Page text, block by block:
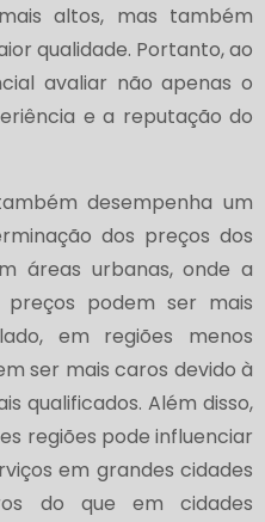
altos, mas também
qualidade. Portanto, ao
avaliar não apenas o
e a reputação do
desempenha um
dos preços dos
áreas urbanas, onde a
podem ser mais
em regiões menos
ser mais caros devido à
qualificados. Além disso,
regiões pode influenciar
em grandes cidades
do que em cidades